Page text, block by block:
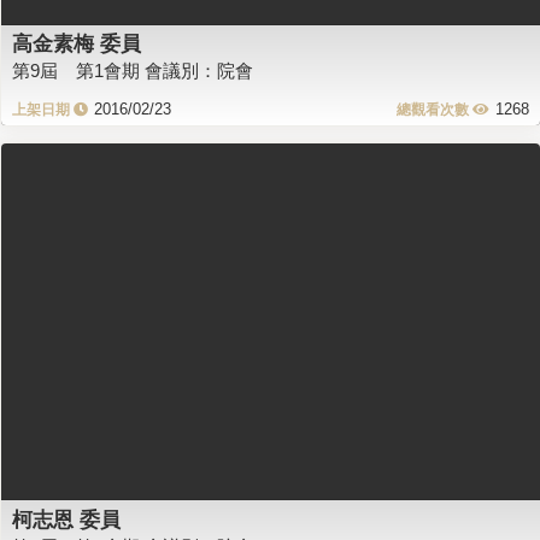
高金素梅 委員
第9屆 第1會期 會議別：院會
2016/02/23 1268
柯志恩 委員